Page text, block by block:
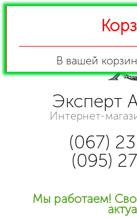
Эксперт
Интернет-
(067)
(095)
Мы работаем!
В вашей